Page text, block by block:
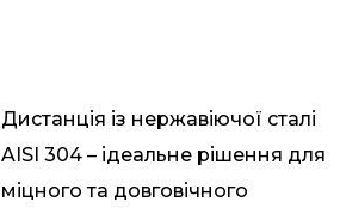
Дистанція із нержавіючої сталі
AISI 304 – ідеальне рішення для
міцного та довговічного